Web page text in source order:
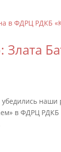
наши
в ФДРЦ РДКБ